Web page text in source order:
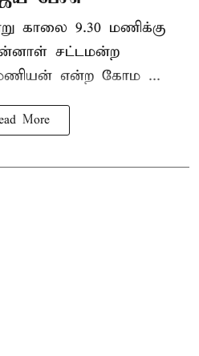
காலை 9.30 மணிக்கு
சட்டமன்ற
என்ற கோம ...
More